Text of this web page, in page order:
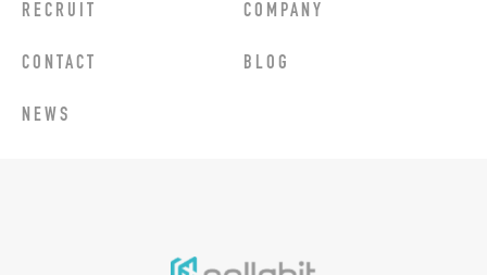
RECRUIT COMPANY
CONTACT BLOG
NEWS